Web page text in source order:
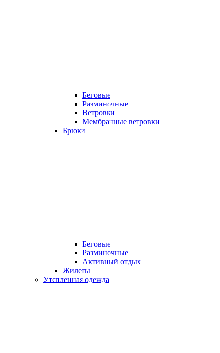
Беговые
Разминочные
Ветровки
Мембранные ветровки
Брюки
Беговые
Разминочные
Активный отдых
Жилеты
Утепленная одежда